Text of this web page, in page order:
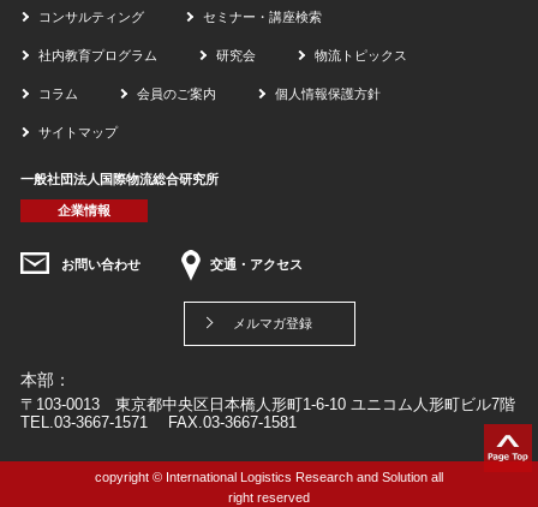
コンサルティング セミナー・講座検索
社内教育プログラム 研究会 物流トピックス
コラム 会員のご案内 個人情報保護方針
サイトマップ
一般社団法人国際物流総合研究所
企業情報
お問い合わせ 交通・アクセス
メルマガ登録
本部：
〒103-0013 東京都中央区日本橋人形町1-6-10 ユニコム人形町ビル7階
TEL.03-3667-1571 FAX.03-3667-1581
copyright © International Logistics Research and Solution all
right reserved